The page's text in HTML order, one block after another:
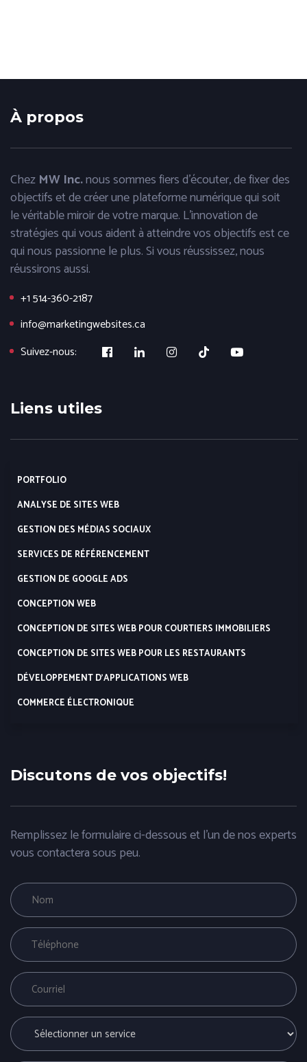
À propos
Chez MW Inc.nous sommes fiers d'écouter, de fixer des
objectifs et de créer une plateforme numérique qui soit
le véritable miroir de votre marque. L'innovation de
stratégies qui vous aident à atteindre vos objectifs est ce
qui nous passionne le plus. Si vous réussissez, nous
réussirons aussi.
+1 514-360-2187
info@marketingwebsites.ca
Suivez-nous:
Liens utiles
PORTFOLIO
ANALYSE DE SITES WEB
GESTION DES MÉDIAS SOCIAUX
SERVICES DE RÉFÉRENCEMENT
GESTION DE GOOGLE ADS
CONCEPTION WEB
CONCEPTION DE SITES WEB POUR COURTIERS IMMOBILIERS
CONCEPTION DE SITES WEB POUR LES RESTAURANTS
DÉVELOPPEMENT D’APPLICATIONS WEB
COMMERCE ÉLECTRONIQUE
Discutons de vos objectifs!
Remplissez le formulaire ci-dessous et l'un de nos experts
vous contactera sous peu.